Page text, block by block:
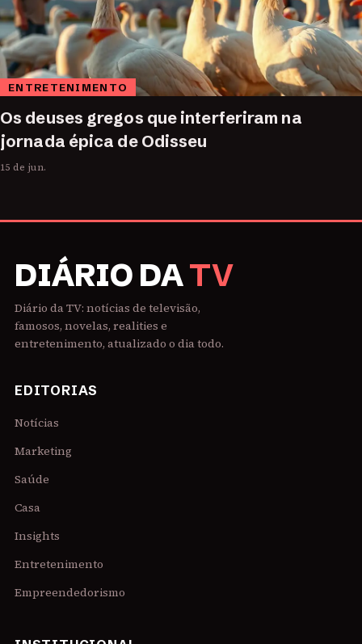
ENTRETENIMENTO
Os deuses gregos que interferiram na
jornada épica de Odisseu
15 de jun.
DIÁRIO DATV
Diário da TV: notícias de televisão,
famosos, novelas, realities e
entretenimento, atualizado o dia todo.
EDITORIAS
Notícias
Marketing
Saúde
Casa
Insights
Entretenimento
Empreendedorismo